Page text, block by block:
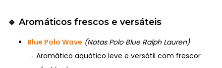
🔹 Aromáticos frescos e versáteis
Blue Polo Wave (Notas Polo Blue Ralph Lauren)
→ Aromático aquático leve e versátil com frescor